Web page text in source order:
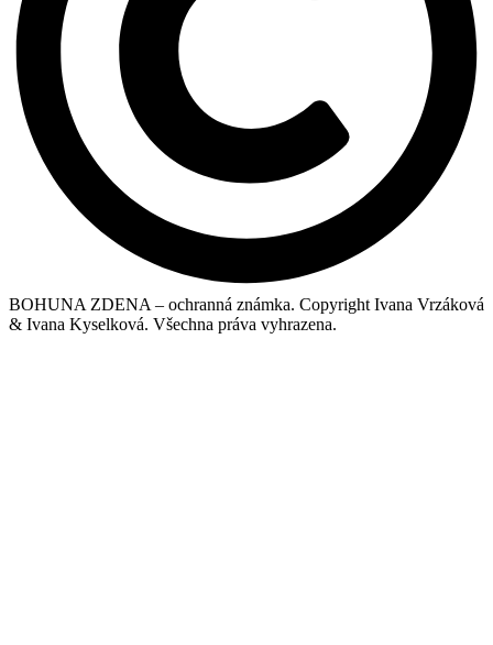
BOHUNA ZDENA – ochranná známka. Copyright Ivana Vrzáková
& Ivana Kyselková. Všechna práva vyhrazena.